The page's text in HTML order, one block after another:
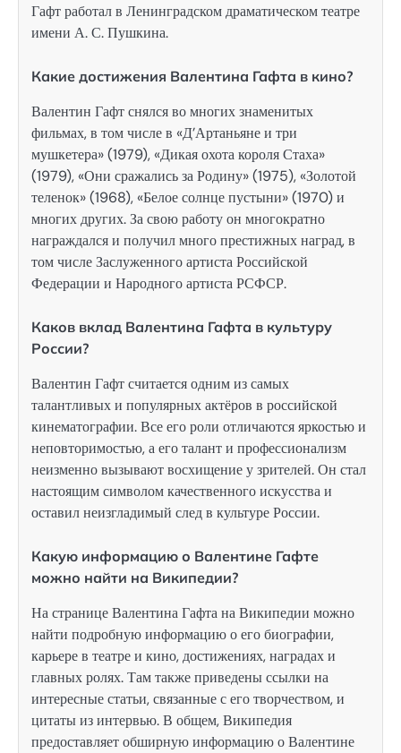
Гафт работал в Ленинградском драматическом театре
имени А. С. Пушкина.
Какие достижения Валентина Гафта в кино?
Валентин Гафт снялся во многих знаменитых
фильмах, в том числе в «Д’Артаньяне и три
мушкетера» (1979), «Дикая охота короля Стаха»
(1979), «Они сражались за Родину» (1975), «Золотой
теленок» (1968), «Белое солнце пустыни» (1970) и
многих других. За свою работу он многократно
награждался и получил много престижных наград, в
том числе Заслуженного артиста Российской
Федерации и Народного артиста РСФСР.
Каков вклад Валентина Гафта в культуру
России?
Валентин Гафт считается одним из самых
талантливых и популярных актёров в российской
кинематографии. Все его роли отличаются яркостью и
неповторимостью, а его талант и профессионализм
неизменно вызывают восхищение у зрителей. Он стал
настоящим символом качественного искусства и
оставил неизгладимый след в культуре России.
Какую информацию о Валентине Гафте
можно найти на Википедии?
На странице Валентина Гафта на Википедии можно
найти подробную информацию о его биографии,
карьере в театре и кино, достижениях, наградах и
главных ролях. Там также приведены ссылки на
интересные статьи, связанные с его творчеством, и
цитаты из интервью. В общем, Википедия
предоставляет обширную информацию о Валентине